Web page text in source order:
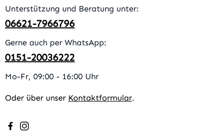
Unterstützung und Beratung unter:
06621-7966796
Gerne auch per WhatsApp:
0151-20036222
Mo-Fr, 09:00 - 16:00 Uhr
Oder über unser Kontaktformular.
Besuche uns auf Facebook – öffnet in neuem Tab
Schau auf Instagram vorbei – öffnet in neuem Tab